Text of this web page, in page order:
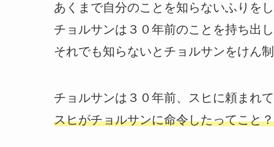
あくまで自分のことを知らないふりを
チョルサンは３０年前のことを持ち出
それでも知らないとチョルサンをけん
チョルサンは３０年前、スヒに頼まれ
スヒがチョルサンに命令したってこと